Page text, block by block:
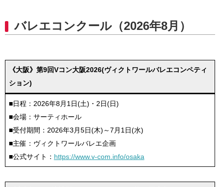
バレエコンクール（2026年8月）
《大阪》第9回Vコン大阪2026(ヴィクトワールバレエコンペティ
ション)
■日程：2026年8月1日(土)・2日(日)
■会場：サーティホール
■受付期間：2026年3月5日(木)～7月1日(水)
■主催：ヴィクトワールバレエ企画
■公式サイト： https://www.v-com.info/osaka